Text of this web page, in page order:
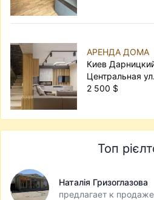
АРЕНДА ДОМА
Киев
Центральная ул.
2 500 $
Топ
Наталія Гризоглазова
предлагает к